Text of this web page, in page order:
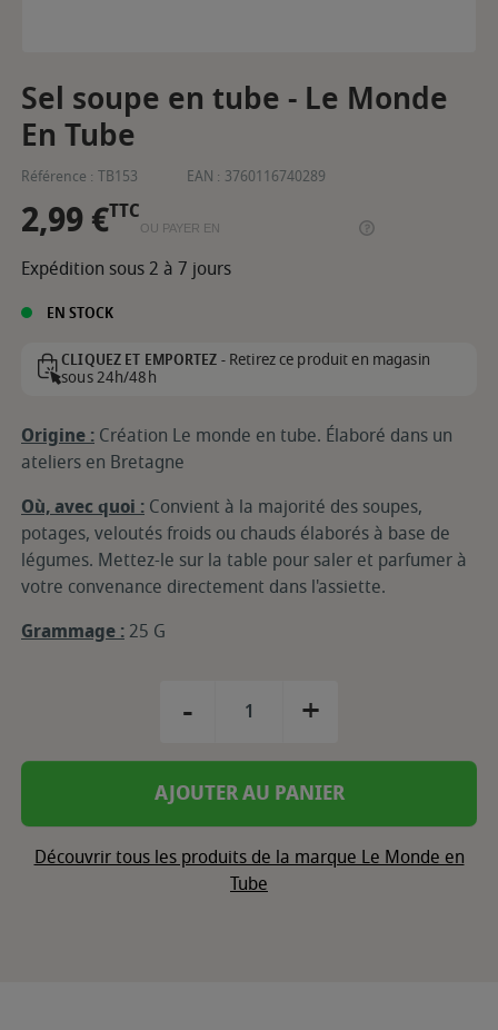
Sel soupe en tube - Le Monde
En Tube
Référence : TB153 EAN : 3760116740289
2,99 €TTC
OU PAYER EN
Expédition sous 2 à 7 jours
EN STOCK
CLIQUEZ ET EMPORTEZ -Retirez ce produit en magasin
sous 24h/48h
Origine : Création Le monde en tube. Élaboré dans un
ateliers en Bretagne
Où, avec quoi : Convient à la majorité des soupes,
potages, veloutés froids ou chauds élaborés à base de
légumes. Mettez-le sur la table pour saler et parfumer à
votre convenance directement dans l'assiette.
Grammage :25 G
- +
AJOUTER AU PANIER
Découvrir tous les produits de la marque Le Monde en
Tube